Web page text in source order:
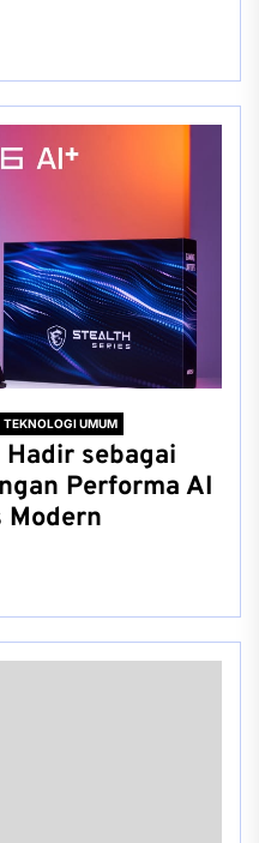
TEKNOLOGI UMUM
sebagai
Performa AI